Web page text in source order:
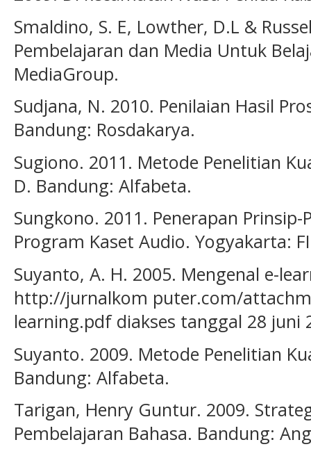
Smaldino, S. E, Lowther, D.L &
Pembelajaran dan Media Untuk
MediaGroup.
Sudjana, N. 2010. Penilaian Hasil
Bandung: Rosdakarya.
Sugiono. 2011. Metode Penelitian
D. Bandung: Alfabeta.
Sungkono. 2011. Penerapan
Program Kaset Audio. Yogyakarta:
Suyanto, A. H. 2005. Mengenal e-
http://jurnalkom puter.com/
learning.pdf diakses tanggal 28 juni
Suyanto. 2009. Metode Penelitian
Bandung: Alfabeta.
Tarigan, Henry Guntur. 2009.
Pembelajaran Bahasa. Bandung: